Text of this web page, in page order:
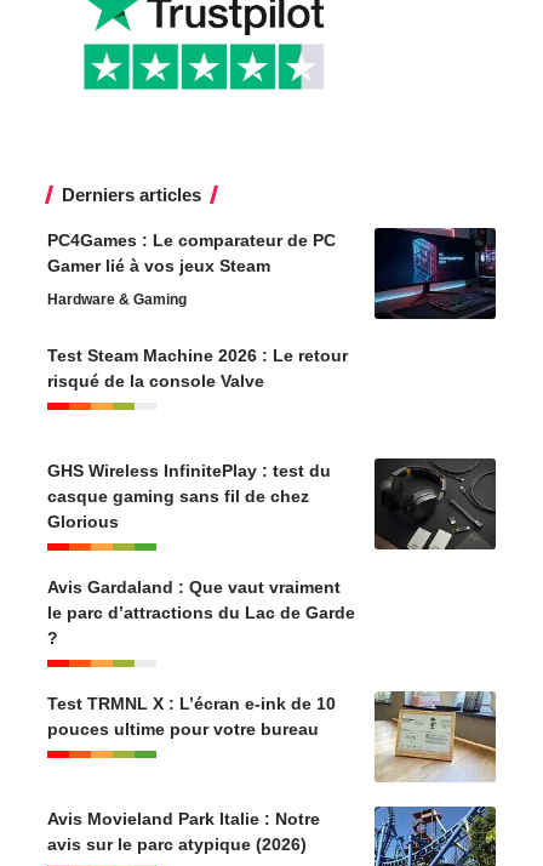
Derniers articles
PC4Games : Le comparateur de PC
Gamer lié à vos jeux Steam
Hardware & Gaming
Test Steam Machine 2026 : Le retour
risqué de la console Valve
GHS Wireless InfinitePlay : test du
casque gaming sans fil de chez
Glorious
Avis Gardaland : Que vaut vraiment
le parc d’attractions du Lac de Garde
?
Test TRMNL X : L’écran e-ink de 10
pouces ultime pour votre bureau
Avis Movieland Park Italie : Notre
avis sur le parc atypique (2026)